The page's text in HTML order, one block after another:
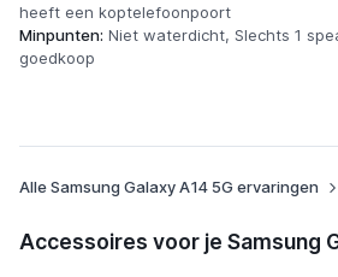
heeft een koptelefoonpoort
Minpunten: Niet waterdicht, Slechts 1
goedkoop
Alle Samsung Galaxy A14 5G ervaringen
Accessoires voor je Samsung